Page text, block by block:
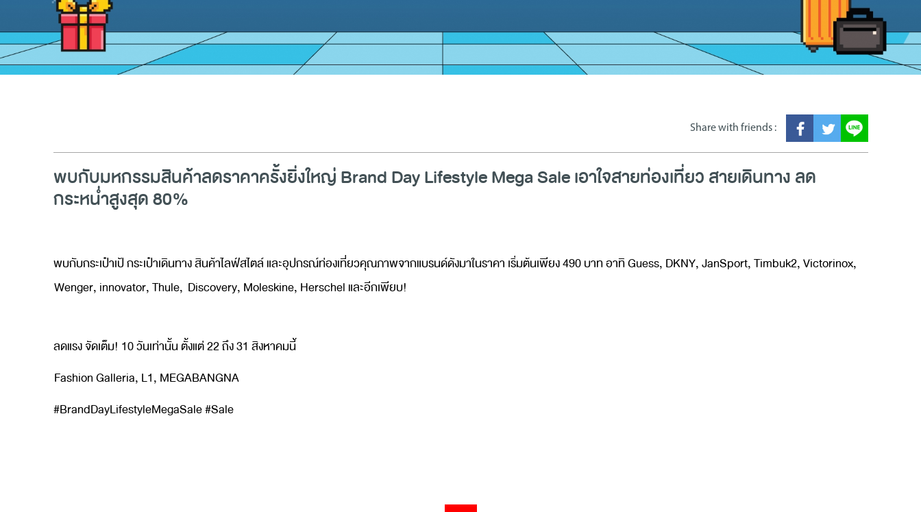
Share with friends :
พบกับมหกรรมสินค้าลดราคาครั้งยิ่งใหญ่ Brand Day Lifestyle Mega Sale เอาใจสายท่องเที่ยว สายเดินทาง ลด
กระหน่ำสูงสุด 80%
พบกับกระเป๋าเป้ กระเป๋าเดินทาง สินค้าไลฟ์สไตล์ และอุปกรณ์ท่องเที่ยวคุณภาพจากแบรนด์ดังมาในราคา เริ่มต้นเพียง 490 บาท อาทิ Guess, DKNY, JanSport, Timbuk2, Victorinox,
Wenger, innovator, Thule, Discovery, Moleskine, Herschel และอีกเพียบ!
ลดแรง จัดเต็ม! 10 วันเท่านั้น ตั้งแต่ 22 ถึง 31 สิงหาคมนี้
Fashion Galleria, L1, MEGABANGNA
#BrandDayLifestyleMegaSale #Sale